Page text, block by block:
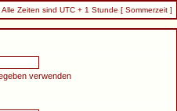
Alle Zeiten sind UTC + 1 Stunde [ Sommerzeit ]
verwenden